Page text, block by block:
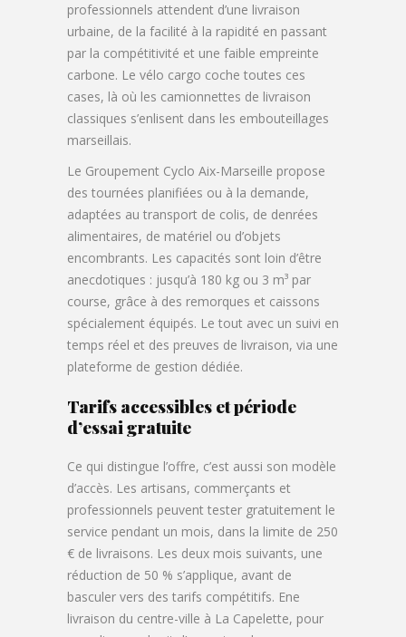
professionnels attendent d’une livraison
urbaine, de la facilité à la rapidité en passant
par la compétitivité et une faible empreinte
carbone. Le vélo cargo coche toutes ces
cases, là où les camionnettes de livraison
classiques s’enlisent dans les embouteillages
marseillais.
Le Groupement Cyclo Aix-Marseille propose
des tournées planifiées ou à la demande,
adaptées au transport de colis, de denrées
alimentaires, de matériel ou d’objets
encombrants. Les capacités sont loin d’être
anecdotiques : jusqu’à 180 kg ou 3 m³ par
course, grâce à des remorques et caissons
spécialement équipés. Le tout avec un suivi en
temps réel et des preuves de livraison, via une
plateforme de gestion dédiée.
Tarifs accessibles et période
d’essai gratuite
Ce qui distingue l’offre, c’est aussi son modèle
d’accès. Les artisans, commerçants et
professionnels peuvent tester gratuitement le
service pendant un mois, dans la limite de 250
€ de livraisons. Les deux mois suivants, une
réduction de 50 % s’applique, avant de
basculer vers des tarifs compétitifs. Ene
livraison du centre-ville à La Capelette, pour